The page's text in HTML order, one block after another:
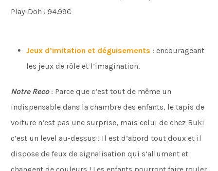
Play-Doh ! 94.99€
Jeux d’imitation et déguisements : encourageant
les jeux de rôle et l’imagination.
Notre Reco: Parce que c’est tout de même un
indispensable dans la chambre des enfants, le tapis de
voiture n’est pas une surprise, mais celui de chez Buki
c’est un level au-dessus ! Il est d’abord tout doux et il
dispose de feux de signalisation qui s’allument et